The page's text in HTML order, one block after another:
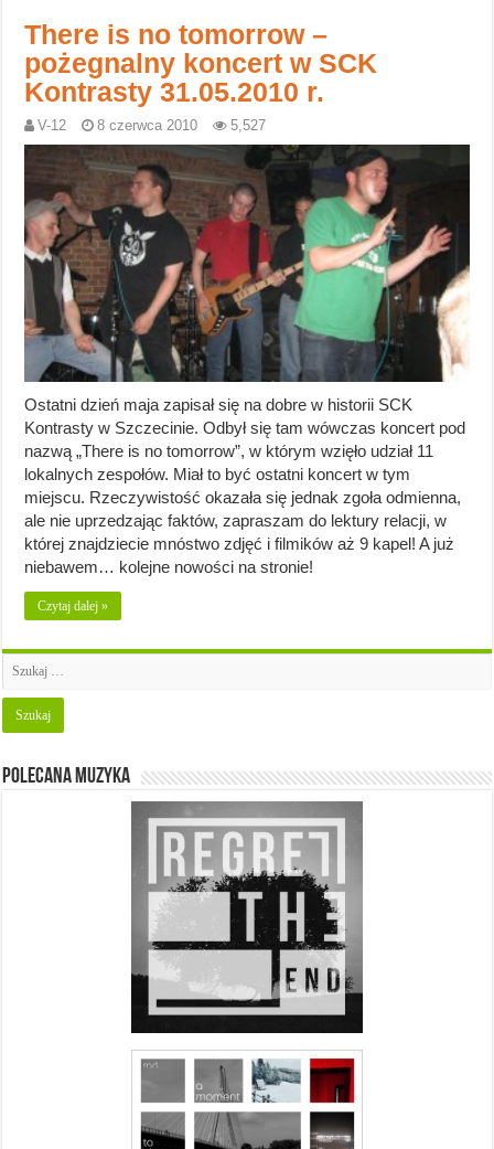
There is no tomorrow –
pożegnalny koncert w SCK
Kontrasty 31.05.2010 r.
V-12 8 czerwca 2010 5,527
Ostatni dzień maja zapisał się na dobre w historii SCK
Kontrasty w Szczecinie. Odbył się tam wówczas koncert pod
nazwą „There is no tomorrow”, w którym wzięło udział 11
lokalnych zespołów. Miał to być ostatni koncert w tym
miejscu. Rzeczywistość okazała się jednak zgoła odmienna,
ale nie uprzedzając faktów, zapraszam do lektury relacji, w
której znajdziecie mnóstwo zdjęć i filmików aż 9 kapel! A już
niebawem… kolejne nowości na stronie!
Czytaj dalej »
Polecana muzyka